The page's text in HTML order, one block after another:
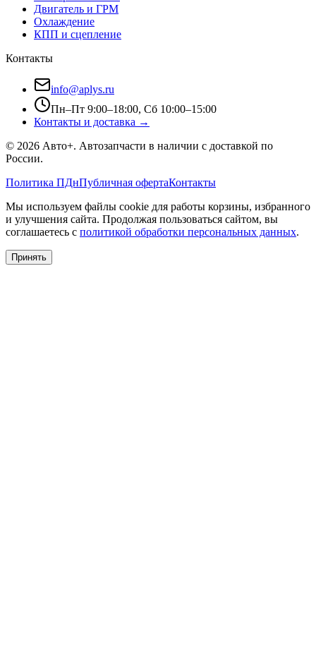
Двигатель и ГРМ
Охлаждение
КПП и сцепление
Контакты
info@aplys.ru
Пн–Пт 9:00–18:00, Сб 10:00–15:00
Контакты и доставка →
© 2026 Авто+. Автозапчасти в наличии с доставкой по
России.
Политика ПДнПубличная офертаКонтакты
Мы используем файлы cookie для работы корзины, избранного
и улучшения сайта. Продолжая пользоваться сайтом, вы
соглашаетесь с политикой обработки персональных данных.
Принять